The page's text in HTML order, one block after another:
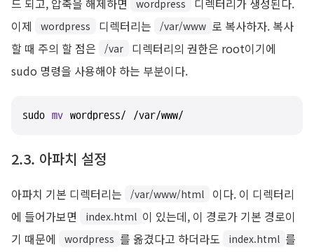
드 되고, 압축을 해제하면
wordpress
디렉터리가 생성된다.
이제
wordpress 디렉터리는 /var/www 로 복사하자. 복사
할 때 주의 할 점은
/var
디렉터리의 권한은 root이기에
sudo 명령을 사용해야 하는 부분이다.
sudo mv wordpress/ /var/www/
2.3. 아파치 설정
아파치 기본 디렉터리는 /var/www/html
이다. 이 디렉터리
에 들어가보면
index.html 이 있는데, 이 경로가 기본 경로이
기 때문에
wordpress 를 옮겼다고 하더라도 index.html 를